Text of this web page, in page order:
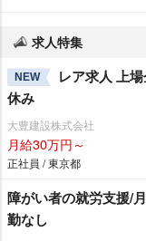
求人特集
NEW
レア求人 上
休み
大豊建設株式会社
月給30万円～
正社員 / 東京都
障がい者の就労支援/
勤なし